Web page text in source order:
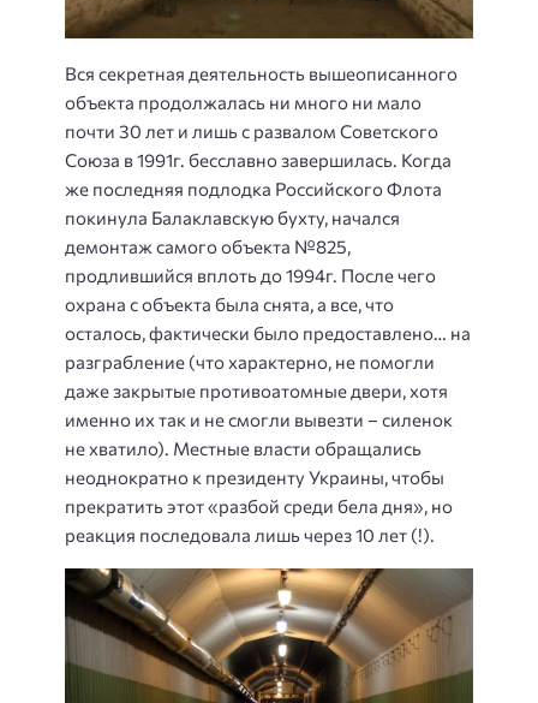
Вся секретная деятельность вышеописанного
объекта продолжалась ни много ни мало
почти 30 лет и лишь с развалом Советского
Союза в 1991г. бесславно завершилась. Когда
же последняя подлодка Российского Флота
покинула Балаклавскую бухту, начался
демонтаж самого объекта №825,
продлившийся вплоть до 1994г. После чего
охрана с объекта была снята, а все, что
осталось, фактически было предоставлено… на
разграбление (что характерно, не помогли
даже закрытые противоатомные двери, хотя
именно их так и не смогли вывезти – силенок
не хватило). Местные власти обращались
неоднократно к президенту Украины, чтобы
прекратить этот «разбой среди бела дня», но
реакция последовала лишь через 10 лет (!).